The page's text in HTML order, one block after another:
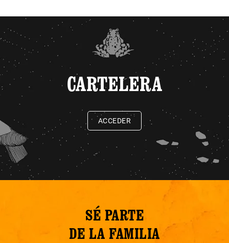
CARTELERA
ACCEDER
SÉ PARTE
DE LA FAMILIA